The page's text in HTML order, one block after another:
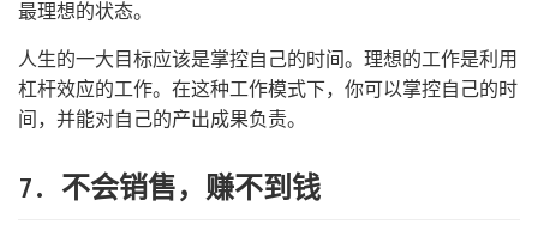
最理想的状态。
人生的一大目标应该是掌控自己的时间。理想的工作是利用
杠杆效应的工作。在这种工作模式下，你可以掌控自己的时
间，并能对自己的产出成果负责。
7. 不会销售，赚不到钱